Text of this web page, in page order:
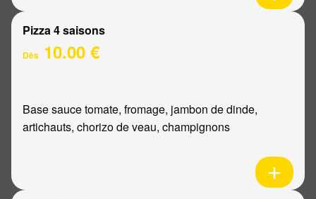
Pizza 4 saisons
Dès 10.00 €
Base sauce tomate, fromage, jambon de dinde,
artichauts, chorizo de veau, champignons